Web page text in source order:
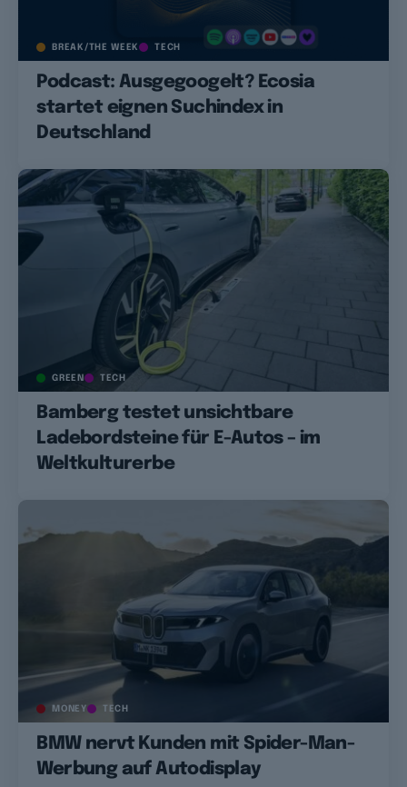
BREAK/THE WEEK TECH
Podcast: Ausgegoogelt? Ecosia
startet eignen Suchindex in
Deutschland
GREEN TECH
Bamberg testet unsichtbare
Ladebordsteine für E-Autos – im
Weltkulturerbe
MONEY TECH
BMW nervt Kunden mit Spider-Man-
Werbung auf Autodisplay